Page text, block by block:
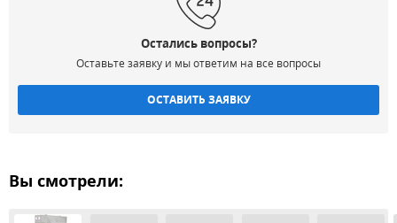
Остались вопросы?
Оставьте заявку и мы ответим на все вопросы
ОСТАВИТЬ ЗАЯВКУ
Вы смотрели: